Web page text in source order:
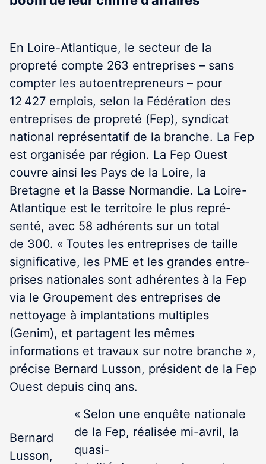
En Loire-Atlantique, le secteur de la
propreté compte 263 entreprises – sans
compter les auto­entrepreneurs – pour
12 427 emplois, selon la Fédé­ration des
entreprises de propreté (Fep), syndicat
national représentatif de la branche. La Fep
est organisée par région. La Fep Ouest
couvre ainsi les Pays de la Loire, la
Bretagne et la Basse Normandie. La Loire-
Atlantique est le territoire le plus repré­
senté, avec 58 adhé­rents sur un total
de 300. « Toutes les entre­prises de taille
significative, les PME et les grandes entre­
prises nationales sont adhérentes à la Fep
via le Groupement des entreprises de
nettoyage à implantations multiples
(Genim), et partagent les mêmes
informations et travaux sur notre branche »,
précise Bernard Lusson, président de la Fep
Ouest depuis cinq ans.
Bernard
Lusson,
« Selon une enquête nationale
de la Fep, réalisée mi-avril, la
quasi-